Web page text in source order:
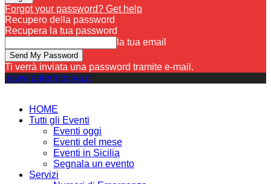
Forgot your password? Get help
Recupero della password
Recupera la tua password
la tua email
Ti verrà inviata una password tramite e-mail.
www.palermoviva.it
HOME
Tutti gli Eventi
Eventi oggi
Eventi del mese
Eventi in Sicilia
Segnala un evento
Servizi